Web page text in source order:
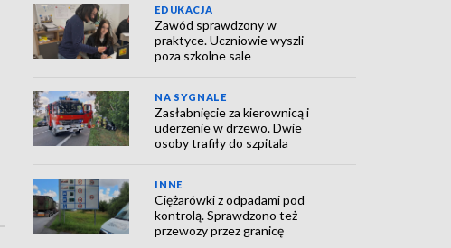
EDUKACJA
Zawód sprawdzony w
praktyce. Uczniowie wyszli
poza szkolne sale
NA SYGNALE
Zasłabnięcie za kierownicą i
uderzenie w drzewo. Dwie
osoby trafiły do szpitala
INNE
Ciężarówki z odpadami pod
kontrolą. Sprawdzono też
przewozy przez granicę